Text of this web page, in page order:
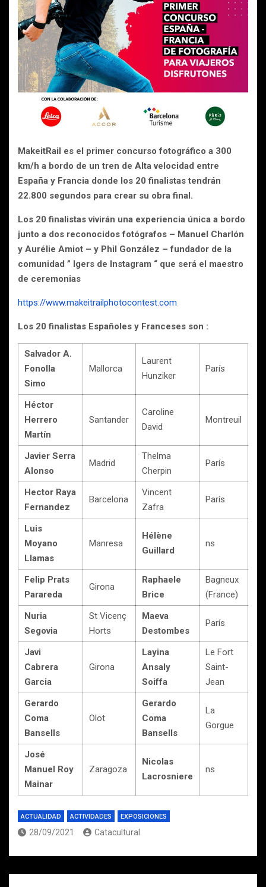
MakeitRail es el primer concurso fotográfico a 300
km/h a bordo de un tren de Alta velocidad entre
España y Francia donde los 20 finalistas tendrán
22.800 segundos para crear su obra final.
Los 20 finalistas vivirán una experiencia única a bordo
junto a dos reconocidos fotógrafos – Manuel Charlón
y Aurélie Amiot – y Phil González – fundador de la
comunidad ” Igers de Instagram “ que será el maestro
de ceremonias
https://www.makeitrailphotocontest.com
Los 20 finalistas Españoles y Franceses son :
Salvador A.
Fonolla
Simo
Mallorca
Laurent
Hunziker
París
Héctor
Herrero
Martín
Santander
Caroline
David
Montreuil
Javier Serra
Alonso
Madrid
Thelma
Cherpin
París
Hector Raya
Fernandez
Barcelona
Vincent
Zafra
París
Luis
Moyano
Llamas
Manresa
Hélène
Guillard
ns
Felip Prats
Parareda
Girona
Raphaele
Brice
Bagneux
(France)
Nuria
Segovia
St Vicenç
Horts
Maeva
Destombes
París
Javi
Cabrera
Garcia
Girona
Layina
Ansaly
Soiffa
Le Fort
Saint-
Jean
Gerardo
Coma
Bansells
Olot
Gerardo
Coma
Bansells
La
Gorgue
José
Manuel Roy
Mainar
Zaragoza
Nicolas
Lacrosniere
ns
ACTUALIDAD ACTIVIDADES EXPOSICIONES
28/09/2021 Catacultural